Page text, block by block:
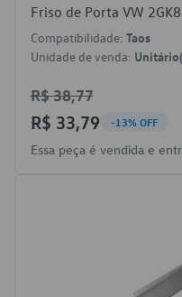
Friso de Porta VW
Compatibilidade: Taos
Unidade de venda:
R$ 38,77
R$ 33,79 -13% OFF
Essa peça é vendida e